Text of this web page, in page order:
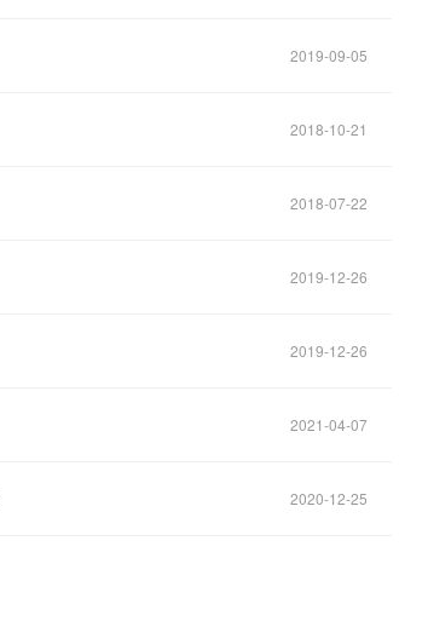
2019-09-05
2018-10-21
2018-07-22
2019-12-26
2019-12-26
2021-04-07
2020-12-25